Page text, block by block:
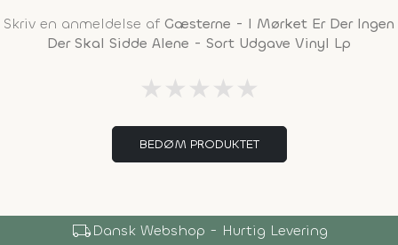
Skriv en anmeldelse af Gæsterne - I Mørket Er Der Ingen
Der Skal Sidde Alene - Sort Udgave Vinyl Lp
★ ★ ★ ★ ★
BEDØM PRODUKTET
local_shippingDansk Webshop - Hurtig Levering